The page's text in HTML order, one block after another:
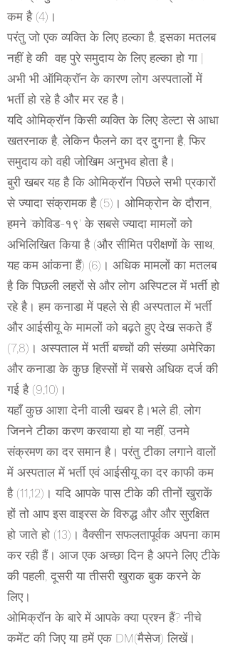
कम है (4)।
परंतु जो एक व्यक्ति के लिए हल्का है, इसका मतलब
नहीं हे की वह पुरे समुदाय के लिए हल्का हो गा |
अभी भी ऑमिक्रॉन के कारण लोग अस्पतालों में
भर्ती हो रहे है और मर रह है।
यदि ओमिक्रॉन किसी व्यक्ति के लिए डेल्टा से आधा
खतरनाक है, लेकिन फैलने का दर दुगना है, फिर
समुदाय को वही जोखिम अनुभव होता है।
बुरी खबर यह है कि ओमिक्रॉन पिछले सभी प्रकारों
से ज्यादा संक्रामक है (5)। ओमिक्रोन के दौरान,
हमने 'कोविड-१९' के सबसे ज्यादा मामलों को
अभिलिखित किया है (और सीमित परीक्षणों के साथ,
यह कम आंकना हैं) (6)। अधिक मामलों का मतलब
है कि पिछली लहरों से और लोग अस्पिटल में भर्ती हो
रहे है। हम कनाडा में पहले से ही अस्पताल में भर्ती
और आईसीयू के मामलों को बढ़ते हुए देख सकते हैं
(7,8)। अस्पताल में भर्ती बच्चों की संख्या अमेरिका
और कनाडा के कुछ हिस्सों में सबसे अधिक दर्ज की
गई है (9,10)।
यहाँ कुछ आशा देनी वाली खबर है।भले ही, लोग
जिनने टीका करण करवाया हो या नहीं, उनमे
संक्रमण का दर समान है। परंतु टीका लगाने वालों
में अस्पताल में भर्ती एवं आईसीयू का दर काफी कम
है (11,12)। यदि आपके पास टीके की तीनों खुराकें
हों तो आप इस वाइरस के विरुद्ध और और सुरक्षित
हो जाते हो (13)। वैक्सीन सफलतापूर्वक अपना काम
कर रही हैं। आज एक अच्छा दिन है अपने लिए टीके
की पहली, दूसरी या तीसरी खुराक बुक करने के
लिए।
ओमिक्रॉन के बारे में आपके क्या प्रश्न हैं? नीचे
कमेंट की जिए या हमें एक DM(मैसेज) लिखें।